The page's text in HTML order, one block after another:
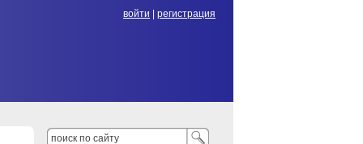
войти регистрация